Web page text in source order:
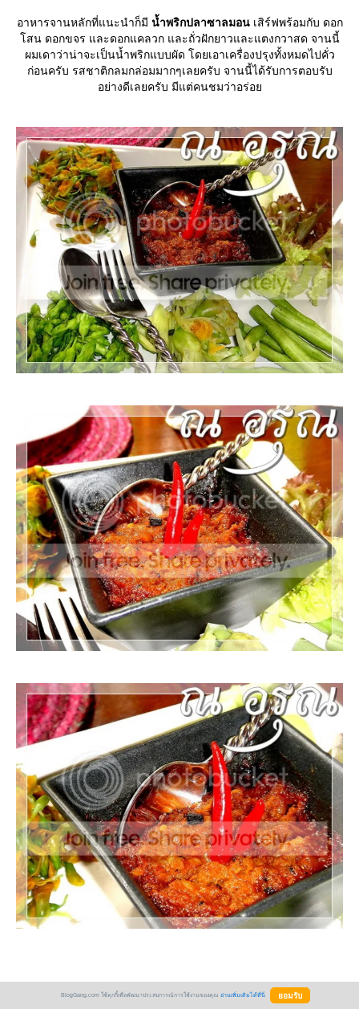
อาหารจานหลักที่แนะนำก็มี น้ำพริกปลาซาลมอน เสิร์ฟพร้อมกับ ดอก
สน ดอกขจร และดอกแคลวก และถั่วฝักยาวและแตงกวาสด จานนี้
ผมเดาว่าน่าจะเป็นน้ำพริกแบบผัด โดยเอาเครื่องปรุงทั้งหมดไปคั่ว
ก่อนครับ รสชาติกลมกล่อมมากๆเลยครับ จานนี้ได้รับการตอบรับ
อย่างดีเลยครับ มีแต่คนชมว่าอร่อ
BlogGang.com ใช้คุกกี้เพื่อพัฒนาประสบการณ์การใช้งานของคุณ อ่านเพิ่มเติมได้ที่นี่